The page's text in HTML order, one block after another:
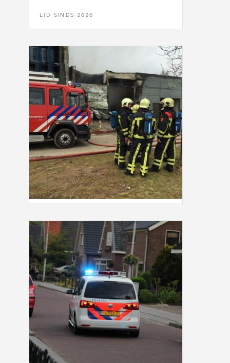
LID SINDS 2026